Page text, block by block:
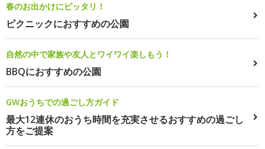
春のお出かけにピッタリ！
ピクニックにおすすめの公園
自然の中で家族や友人とワイワイ楽しもう！
BBQにおすすめの公園
GWおうちでの過ごし方ガイド
最大12連休のおうち時間を充実させるおすすめの過ごし
方をご提案